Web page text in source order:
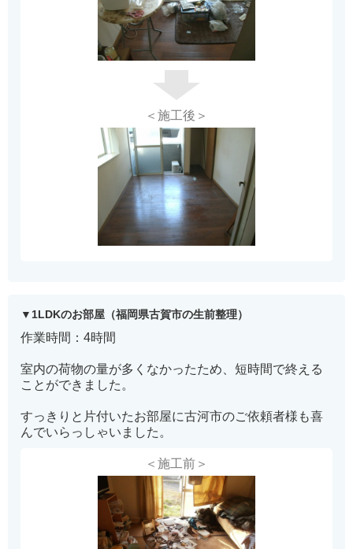
＜施工後＞
1LDKのお部屋（福岡県古賀市の生前整理）
作業時間：4時間
室内の荷物の量が多くなかったため、短時間で終える
ことができました。
すっきりと片付いたお部屋に古河市のご依頼者様も喜
んでいらっしゃいました。
＜施工前＞